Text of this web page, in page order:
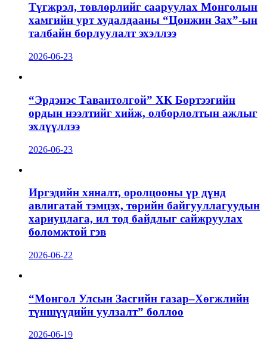
Түгжрэл, төвлөрлийг сааруулах Монголын
хамгийн урт худалдааны “Цонжин Зах”-ын
талбайн борлуулалт эхэллээ
2026-06-23
“Эрдэнэс Тавантолгой” ХК Бортээгийн
ордын нээлтийг хийж, олборлолтын ажлыг
эхлүүллээ
2026-06-23
Иргэдийн хяналт, оролцооны үр дүнд
авлигатай тэмцэх, төрийн байгууллагуудын
хариуцлага, ил тод байдлыг сайжруулах
боломжтой гэв
2026-06-22
“Монгол Улсын Засгийн газар–Хөгжлийн
түншүүдийн уулзалт” боллоо
2026-06-19